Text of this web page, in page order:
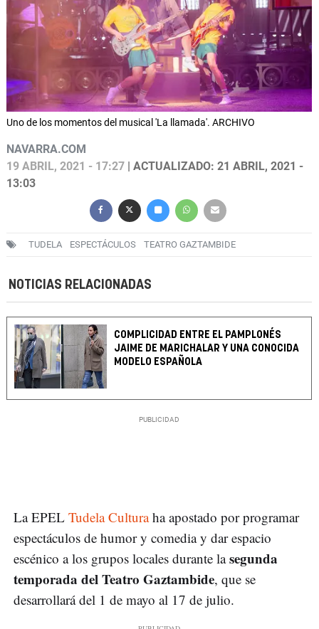
Uno de los momentos del musical 'La llamada'. ARCHIVO
NAVARRA.COM
19 ABRIL, 2021 - 17:27 | ACTUALIZADO: 21 ABRIL, 2021 -
13:03
TUDELA ESPECTÁCULOS TEATRO GAZTAMBIDE
NOTICIAS RELACIONADAS
COMPLICIDAD ENTRE EL PAMPLONÉS
JAIME DE MARICHALAR Y UNA CONOCIDA
MODELO ESPAÑOLA
La EPEL Tudela Culturaha apostado por programar
espectáculos de humor y comedia y dar espacio
escénico a los grupos locales durante lasegunda
temporada del Teatro Gaztambide, que se
desarrollará del 1 de mayo al 17 de julio.